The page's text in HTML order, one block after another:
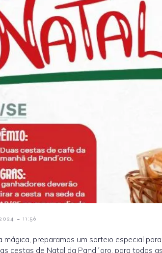
- 11:56
mágica, preparamos um sorteio especial
cestas de Natal da Pand´oro, para todos